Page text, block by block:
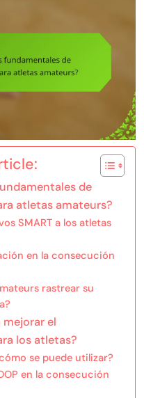
de
atletas amateurs?
SMART a los atletas
en la consecución
rastrear su
el
los atletas?
se puede utilizar?
en la consecución